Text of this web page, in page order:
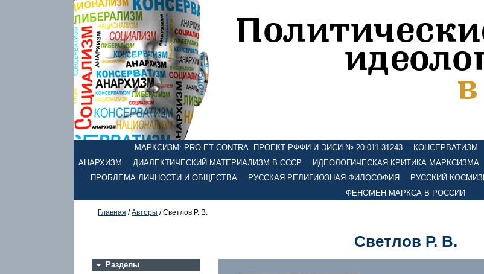
МАРКСИЗМ: PRO ET CONTRA. ПРОЕКТ РФФИ И ЭИСИ № 20-011-31243 КОНСЕРВАТИЗМ
АНАРХИЗМ
ДИАЛЕКТИЧЕСКИЙ МАТЕРИАЛИЗМ В СССР ИДЕОЛОГИЧЕСКАЯ КРИТИКА МАРКСИЗМА
ПРОБЛЕМА ЛИЧНОСТИ И ОБЩЕСТВА
РУССКАЯ РЕЛИГИОЗНАЯ ФИЛОСОФИЯ РУССКИЙ
ФЕНОМЕН МАРКСА В РОССИИ
Главная /Авторы / Светлов Р. В.
Светлов Р. В.
Разделы